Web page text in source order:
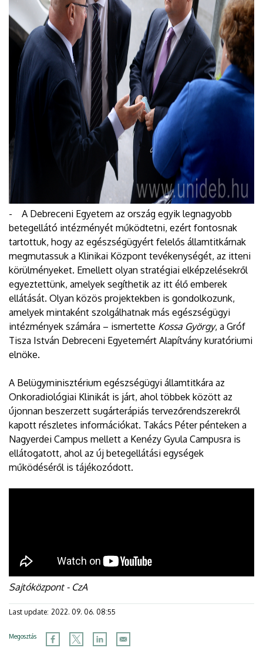
- A Debreceni Egyetem az ország egyik legnagyobb
betegellátó intézményét működtetni, ezért fontosnak
tartottuk, hogy az egészségügyért felelős államtitkárnak
megmutassuk a Klinikai Központ tevékenységét, az itteni
körülményeket. Emellett olyan stratégiai elképzelésekről
egyeztettünk, amelyek segíthetik az itt élő emberek
ellátását. Olyan közös projektekben is gondolkozunk,
amelyek mintaként szolgálhatnak más egészségügyi
intézmények számára – ismertette Kossa György, a Gróf
Tisza István Debreceni Egyetemért Alapítvány kuratóriumi
elnöke.
A Belügyminisztérium egészségügyi államtitkára az
Onkoradiológiai Klinikát is járt, ahol többek között az
újonnan beszerzett sugárterápiás tervezőrendszerekről
kapott részletes információkat. Takács Péter pénteken a
Nagyerdei Campus mellett a Kenézy Gyula Campusra is
ellátogatott, ahol az új betegellátási egységek
működéséről is tájékozódott.
Sajtóközpont - CzA
Last update: 2022. 09. 06. 08:55
Megosztás